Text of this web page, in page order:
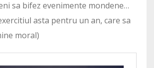
sa bifez evenimente mondene…
asta pentru un an, care sa
moral)